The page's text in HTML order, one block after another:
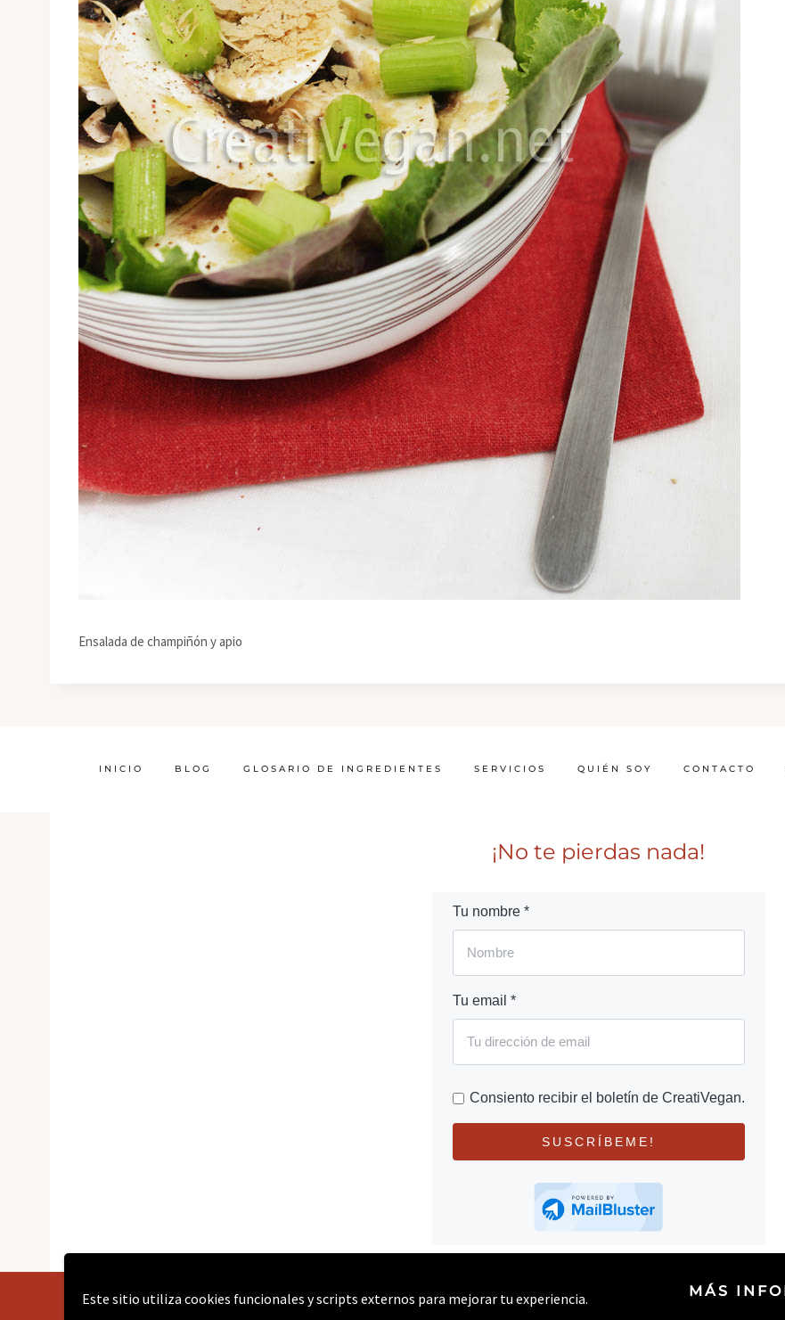
Este sitio utiliza cookies funcionales y scripts externos para mejorar tu experiencia. MÁS
Ensalada de champiñón y apio
INICIO BLOG GLOSARIO DE INGREDIENTES SERVICIOS QUIÉN SOY CONTACTO
¡No te pierdas nada!
Tu nombre *
Tu email *
Consiento recibir el boletín de CreatiVegan.
SUSCRÍBEME!
© 2026 CREATIVEGAN.NET